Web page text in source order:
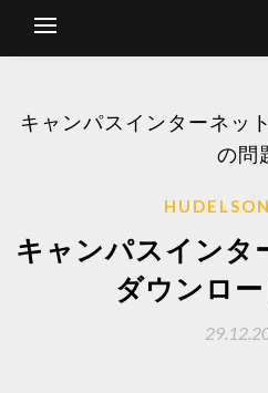
キャンパスインターネッ
の問
キャンパスインタ
ダウンロ